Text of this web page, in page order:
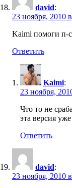
david:
23 ноября, 2010
Kaimi помоги п-
Ответить
Kaimi:
23 ноября,
Что то не
эта версия
Ответить
david:
23 ноября, 2010